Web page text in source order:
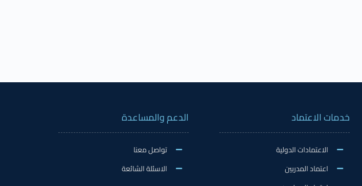
خدمات الاعتماد
الاعتمادات الدولية
اعتماد المدربين
الدعم والمساعدة
تواصل معنا
الاسئلة الشائعة